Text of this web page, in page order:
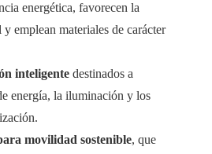
energética, favorecen la
emplean materiales de carácter
inteligente destinados a
energía, la iluminación y los
movilidad sostenible, que